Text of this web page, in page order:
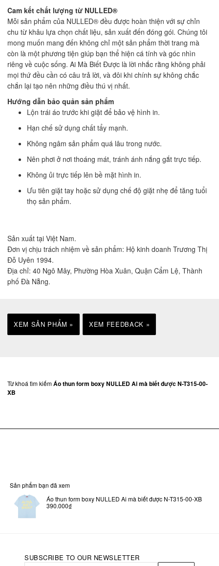
Cam kết chất lượng từ NULLED®
Mỗi sản phẩm của NULLED® đều được hoàn thiện với sự chỉn
chu từ khâu lựa chọn chất liệu, sản xuất đến đóng gói. Chúng tôi
mong muốn mang đến không chỉ một sản phẩm thời trang mà
còn là một phương tiện giúp bạn thể hiện cá tính và góc nhìn
riêng về cuộc sống. Ai Mà Biết Được là lời nhắc rằng không phải
mọi thứ đều cần có câu trả lời, và đôi khi chính sự không chắc
chắn lại tạo nên những điều thú vị nhất.
Hướng dẫn bảo quản sản phẩm
Lộn trái áo trước khi giặt để bảo vệ hình in.
Hạn chế sử dụng chất tẩy mạnh.
Không ngâm sản phẩm quá lâu trong nước.
Nên phơi ở nơi thoáng mát, tránh ánh nắng gắt trực tiếp.
Không ủi trực tiếp lên bề mặt hình in.
Ưu tiên giặt tay hoặc sử dụng chế độ giặt nhẹ để tăng tuổi
thọ sản phẩm.
Sản xuất tại Việt Nam.
Đơn vị chịu trách nhiệm về sản phẩm: Hộ kinh doanh Trương Thị
Đỗ Uyên 1994.
Địa chỉ: 40 Ngô Mây, Phường Hòa Xuân, Quận Cẩm Lệ, Thành
phố Đà Nẵng.
XEM SẢN PHẨM » XEM FEEDBACK »
Từ khoá tìm kiếmÁo thun form boxy NULLED Ai mà biết được N-T315-00-
XB
Sản phẩm bạn đã xem
Áo thun form boxy NULLED Ai mà biết được N-T315-00-XB
390.000₫
SUBSCRIBE TO OUR NEWSLETTER